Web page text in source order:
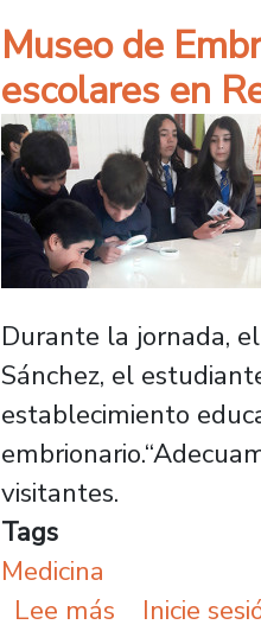
Museo de
escolares en
Durante la jornada,
Sánchez, el
establecimiento
visitantes.
Tags
Medicina
Lee más sobre
Inicie